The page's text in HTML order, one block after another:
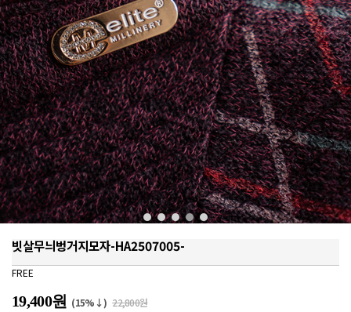
빗살무늬벙거지모자-HA2507005-
FREE
19,400원 (15%↓) 22,800원